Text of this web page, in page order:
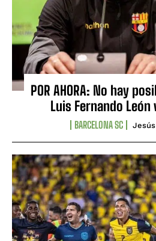
POR AHORA: No hay
Luis Fernando León
BARCELONA SC